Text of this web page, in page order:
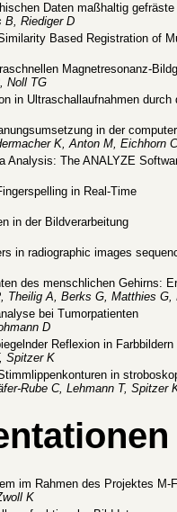
Daten maßhaltig
B, Riediger D
Based Registration of
Magnetresonanz-
Noll TG
in Ultraschallaufnahmen
in der
K, Anton M, Eichhorn
Analysis: The ANALYZE
in Real-Time
in der Bildverarbeitung
in radiographic images
des menschlichen Gehirns:
Theilig A, Berks G, Matthies
bei Tumorpatienten
D
Reflexion in
Spitzer K
in
Rube C, Lehmann T, Spitzer
im Rahmen des Projektes M-
K